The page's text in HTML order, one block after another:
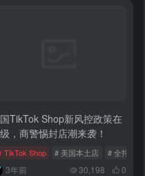
# 一店卖全球
TikTok Shop新风控政策在
，商警惕封店潮来袭！
TikTok Shop # 美国本土店 # 全托管模
3年前 30,198 0